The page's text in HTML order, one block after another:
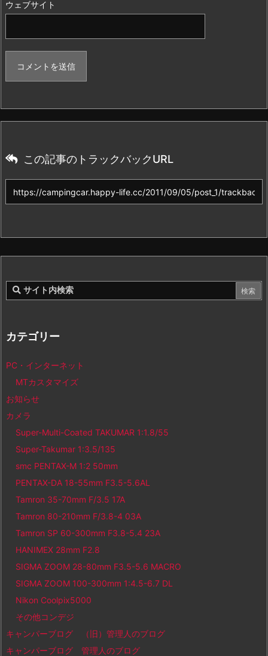
ウェブサイト
この記事のトラックバックURL
カテゴリー
PC・インターネット
MTカスタマイズ
お知らせ
カメラ
Super-Multi-Coated TAKUMAR 1:1.8/55
Super-Takumar 1:3.5/135
smc PENTAX-M 1:2 50mm
PENTAX-DA 18-55mm F3.5-5.6AL
Tamron 35-70mm F/3.5 17A
Tamron 80-210mm F/3.8-4 03A
Tamron SP 60-300mm F3.8-5.4 23A
HANIMEX 28mm F2.8
SIGMA ZOOM 28-80mm F3.5-5.6 MACRO
SIGMA ZOOM 100-300mm 1:4.5-6.7 DL
Nikon Coolpix5000
その他コンデジ
キャンパーブログ （旧）管理人のブログ
キャンパーブログ 管理人のブログ